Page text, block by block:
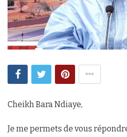
Cheikh Bara Ndiaye,
Je me permets de vous